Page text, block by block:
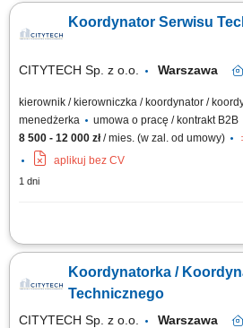
Koordynowanie realizacji bieżących działań
monitorowanie ich przebiegu. Koordynacja
Koordynator Serwisu
CITYTECH Sp. z o.o. Warszawa
kierownik / kierowniczka / koordynator /
menedżerka
umowa o pracę / kontrakt B2B
8 500 - 12 000 zł/ mies. (w zal. od umowy)
aplikuj bez CV
1 dni
Opis stanowiska: Koordynowanie i
technicznym; Monitorowanie terminowości i
Organizowanie napraw, konserwacji oraz
Koordynatorka /
Technicznego
CITYTECH Sp. z o.o. Warszawa